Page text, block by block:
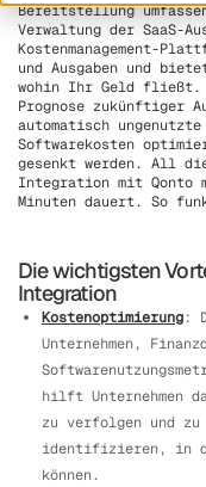
Bereitstellung
Verwaltung der SaaS-
Kostenmanagement-
und Ausgaben und
wohin Ihr Geld fließt.
Prognose zukünftiger
automatisch
Softwarekosten
gesenkt werden. All
Integration mit Qonto
Minuten dauert. So
Die wichtigsten
Integration
Kostenoptimierung:
Unternehmen,
hilft Unternehmen
zu verfolgen und zu
identifizieren, in
können.